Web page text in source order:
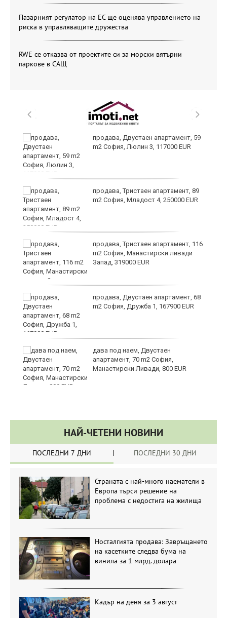
Пазарният регулатор на ЕС ще оценява управлението на
риска в управляващите дружества
RWE се отказва от проектите си за морски вятърни
паркове в САЩ
продава, Двустаен апартамент, 59
m2 София, Люлин 3, 117000 EUR
продава, Тристаен апартамент, 89
m2 София, Младост 4, 250000 EUR
продава, Тристаен апартамент, 116
m2 София, Манастирски ливади
Запад, 319000 EUR
продава, Двустаен апартамент, 68
m2 София, Дружба 1, 167900 EUR
дава под наем, Двустаен
апартамент, 70 m2 София,
Манастирски Ливади, 800 EUR
НАЙ-ЧЕТЕНИ НОВИНИ
ПОСЛЕДНИ 7 ДНИ ПОСЛЕДНИ 30 ДНИ
Страната с най-много наематели в
Европа търси решение на
проблема с недостига на жилища
Носталгията продава: Завръщането
на касетките следва бума на
винила за 1 млрд. долара
Кадър на деня за 3 август